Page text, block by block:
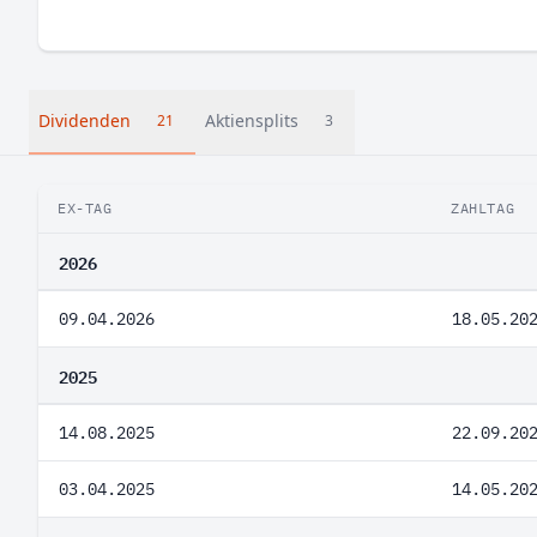
Dividenden 21 Aktiensplits 3
EX-TAG ZAHLTAG
2026
09.04.2026
2025
14.08.2025
03.04.2025